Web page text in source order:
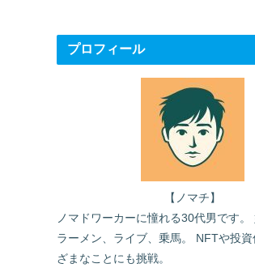
プロフィール
【ノマチ】
ノマドワーカーに憧れる30代男です。
ラーメン、ライブ、乗馬。 NFTや投資
ざまなことにも挑戦。